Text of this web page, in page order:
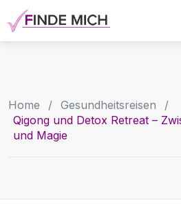
to
content
Home / Gesundheitsreisen
/
Qigong und Detox Retreat –
und Magie